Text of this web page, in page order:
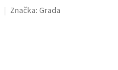
Značka: Grada